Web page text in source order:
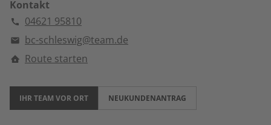
Kontakt
04621 95810
bc-schleswig@team.de
Route starten
IHR TEAM VOR ORT NEUKUNDENANTRAG